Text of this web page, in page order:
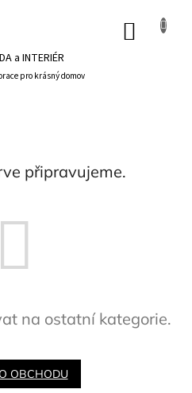
a INTERIÉR
pro krásný domov
připravujeme.
na ostatní kategorie.
OBCHODU